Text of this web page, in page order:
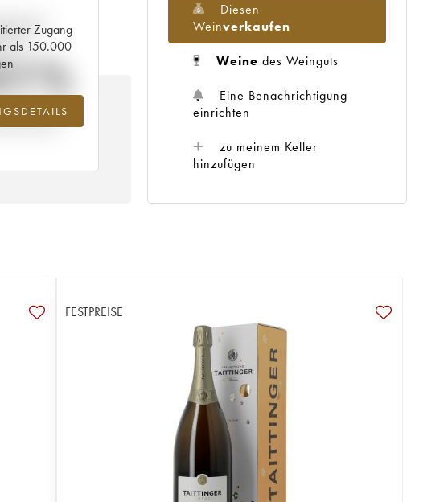
Zugang
als 150.000
der
2003 im Jahr
Jahr 2025
Diesen
Weinverkaufen
Weine des Weinguts
Eine Benachrichtigung
einrichten
zu meinem Keller
hinzufügen
FESTPREISE